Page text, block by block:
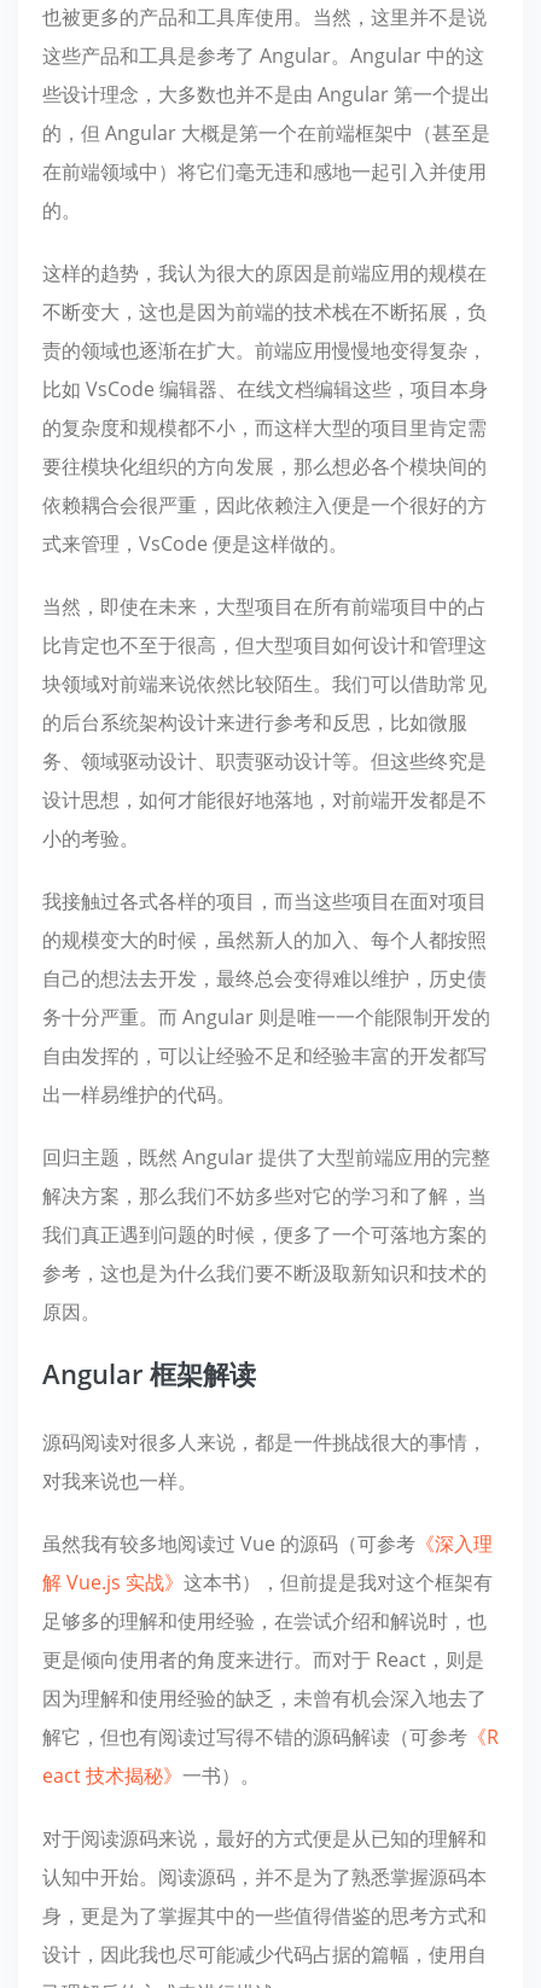
也被更多的产品和工具库使用。当然，这里并不是说
这些产品和工具是参考了 Angular。Angular 中的这
些设计理念，大多数也并不是由 Angular 第一个提出
的，但 Angular 大概是第一个在前端框架中（甚至是
在前端领域中）将它们毫无违和感地一起引入并使用
的。
这样的趋势，我认为很大的原因是前端应用的规模在
不断变大，这也是因为前端的技术栈在不断拓展，负
责的领域也逐渐在扩大。前端应用慢慢地变得复杂，
比如 VsCode 编辑器、在线文档编辑这些，项目本身
的复杂度和规模都不小，而这样大型的项目里肯定需
要往模块化组织的方向发展，那么想必各个模块间的
依赖耦合会很严重，因此依赖注入便是一个很好的方
式来管理，VsCode 便是这样做的。
当然，即使在未来，大型项目在所有前端项目中的占
比肯定也不至于很高，但大型项目如何设计和管理这
块领域对前端来说依然比较陌生。我们可以借助常见
的后台系统架构设计来进行参考和反思，比如微服
务、领域驱动设计、职责驱动设计等。但这些终究是
设计思想，如何才能很好地落地，对前端开发都是不
小的考验。
我接触过各式各样的项目，而当这些项目在面对项目
的规模变大的时候，虽然新人的加入、每个人都按照
自己的想法去开发，最终总会变得难以维护，历史债
务十分严重。而 Angular 则是唯一一个能限制开发的
自由发挥的，可以让经验不足和经验丰富的开发都写
出一样易维护的代码。
回归主题，既然 Angular 提供了大型前端应用的完整
解决方案，那么我们不妨多些对它的学习和了解，当
我们真正遇到问题的时候，便多了一个可落地方案的
参考，这也是为什么我们要不断汲取新知识和技术的
原因。
Angular 框架解读
源码阅读对很多人来说，都是一件挑战很大的事情，
对我来说也一样。
虽然我有较多地阅读过 Vue 的源码（可参考 《深入理
解 Vue.js 实战》 这本书），但前提是我对这个框架有
足够多的理解和使用经验，在尝试介绍和解说时，也
更是倾向使用者的角度来进行。而对于 React，则是
因为理解和使用经验的缺乏，未曾有机会深入地去了
解它，但也有阅读过写得不错的源码解读（可参考 《R
eact 技术揭秘》 一书）。
对于阅读源码来说，最好的方式便是从已知的理解和
认知中开始。阅读源码，并不是为了熟悉掌握源码本
身，更是为了掌握其中的一些值得借鉴的思考方式和
设计，因此我也尽可能减少代码占据的篇幅，使用自